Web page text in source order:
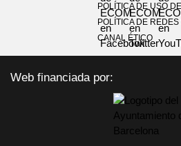
POLÍTICA DE USO
POLÍTICA DE
CANAL ÉTICO
Web financiada por: